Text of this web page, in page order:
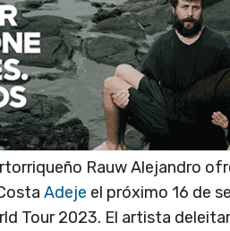
Rauw Alejandro
Adeje el próximo 16 de
Tour 2023. El artista